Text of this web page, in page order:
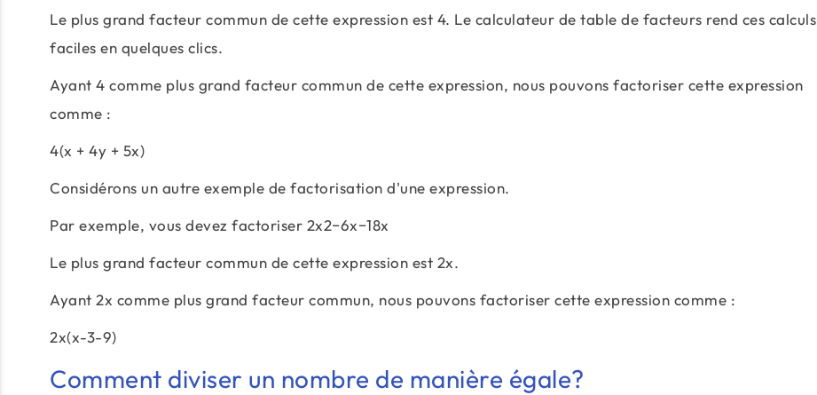
Le plus grand facteur commun de cette expression est 4. Le calculateur de table de facteurs rend ces calculs
faciles en quelques clics.
Ayant 4 comme plus grand facteur commun de cette expression, nous pouvons factoriser cette expression
comme :
4(x + 4y + 5x)
Considérons un autre exemple de factorisation d'une expression.
Par exemple, vous devez factoriser 2x2−6x−18x
Le plus grand facteur commun de cette expression est 2x.
Ayant 2x comme plus grand facteur commun, nous pouvons factoriser cette expression comme :
2x(x-3-9)
Comment diviser un nombre de manière égale?